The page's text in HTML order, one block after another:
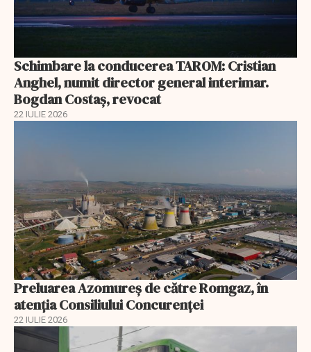
Schimbare la conducerea TAROM: Cristian
Anghel, numit director general interimar.
Bogdan Costaș, revocat
22 IULIE 2026
Preluarea Azomureş de către Romgaz, în
atenţia Consiliului Concurenţei
22 IULIE 2026